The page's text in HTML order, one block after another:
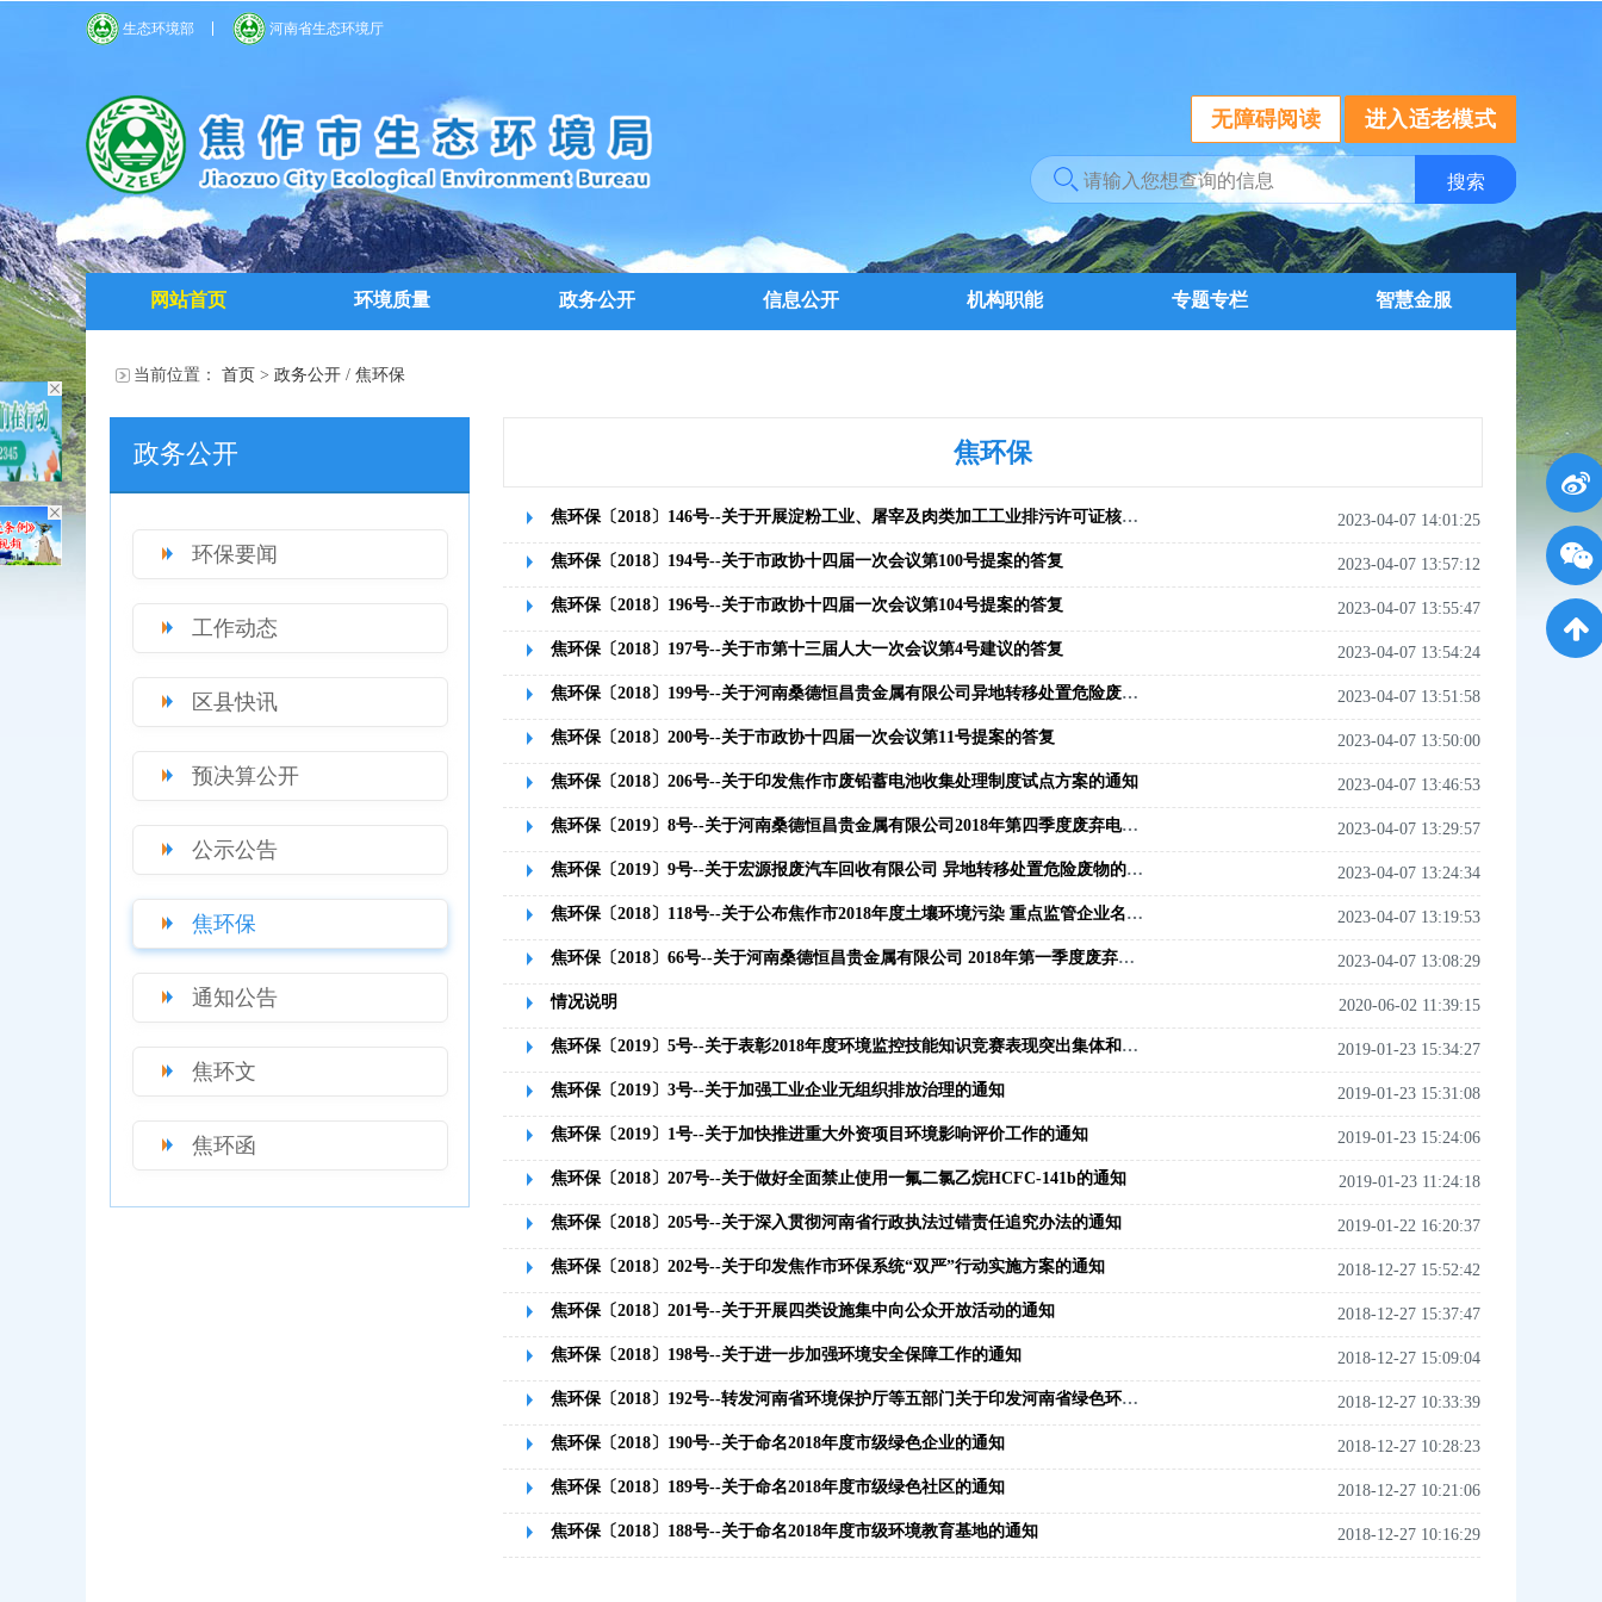
生态环境部 河南省生态环境厅
无障碍阅读 进入适老模式
网站首页 环境质量 政务公开 信息公开 机构职能 专题专栏 智慧金服
当前位置： 首页 > 政务公开 / 焦环保
政务公开
环保要闻
工作动态
区县快讯
预决算公开
公示公告
焦环保
通知公告
焦环文
焦环函
焦环保
焦环保〔2018〕146号--关于开展淀粉工业、屠宰及肉类加工工业排污许可证核发及管理工作的通知 2023-04-07 14:01:25
焦环保〔2018〕194号--关于市政协十四届一次会议第100号提案的答复 2023-04-07 13:57:12
焦环保〔2018〕196号--关于市政协十四届一次会议第104号提案的答复 2023-04-07 13:55:47
焦环保〔2018〕197号--关于市第十三届人大一次会议第4号建议的答复 2023-04-07 13:54:24
焦环保〔2018〕199号--关于河南桑德恒昌贵金属有限公司异地转移处置危险废物的请示 2023-04-07 13:51:58
焦环保〔2018〕200号--关于市政协十四届一次会议第11号提案的答复 2023-04-07 13:50:00
焦环保〔2018〕206号--关于印发焦作市废铅蓄电池收集处理制度试点方案的通知 2023-04-07 13:46:53
焦环保〔2019〕8号--关于河南桑德恒昌贵金属有限公司2018年第四季度废弃电器电子产品拆解处理情况的初审意见 2023-04-07 13:29:57
焦环保〔2019〕9号--关于宏源报废汽车回收有限公司 异地转移处置危险废物的请示 2023-04-07 13:24:34
焦环保〔2018〕118号--关于公布焦作市2018年度土壤环境污染 重点监管企业名单的通知 2023-04-07 13:19:53
焦环保〔2018〕66号--关于河南桑德恒昌贵金属有限公司 2018年第一季度废弃电器电子产品 拆解处理情况的初审意见 2023-04-07 13:08:29
情况说明 2020-06-02 11:39:15
焦环保〔2019〕5号--关于表彰2018年度环境监控技能知识竞赛表现突出集体和个人的通报 2019-01-23 15:34:27
焦环保〔2019〕3号--关于加强工业企业无组织排放治理的通知 2019-01-23 15:31:08
焦环保〔2019〕1号--关于加快推进重大外资项目环境影响评价工作的通知 2019-01-23 15:24:06
焦环保〔2018〕207号--关于做好全面禁止使用一氟二氯乙烷HCFC-141b的通知 2019-01-23 11:24:18
焦环保〔2018〕205号--关于深入贯彻河南省行政执法过错责任追究办法的通知 2019-01-22 16:20:37
焦环保〔2018〕202号--关于印发焦作市环保系统“双严”行动实施方案的通知 2018-12-27 15:52:42
焦环保〔2018〕201号--关于开展四类设施集中向公众开放活动的通知 2018-12-27 15:37:47
焦环保〔2018〕198号--关于进一步加强环境安全保障工作的通知 2018-12-27 15:09:04
焦环保〔2018〕192号--转发河南省环境保护厅等五部门关于印发河南省绿色环保调度制度实施方案（试行）的通知 2018-12-27 10:33:39
焦环保〔2018〕190号--关于命名2018年度市级绿色企业的通知 2018-12-27 10:28:23
焦环保〔2018〕189号--关于命名2018年度市级绿色社区的通知 2018-12-27 10:21:06
焦环保〔2018〕188号--关于命名2018年度市级环境教育基地的通知 2018-12-27 10:16:29